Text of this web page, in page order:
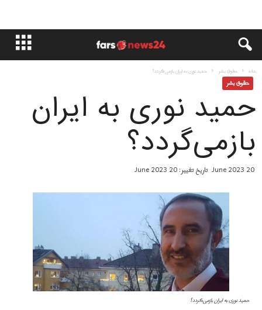
خانه حقوق بشر حمید نوری به ایران بازمی‌گردد؟
حقوق بشر
حمید نوری به ایران
بازمی‌گردد؟
20 June 2023 تاریخ تغییر: 20 June 2023
حمید نوری به ایران بازمی‌گردد؟